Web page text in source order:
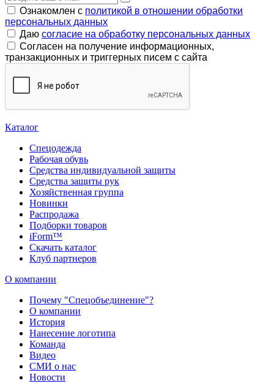
Ознакомлен с политикой в отношении обработки
персональных данных
Даю согласие на обработку персональных данных
Согласен на получение информационных,
транзакционных и триггерных писем с сайта
Каталог
Спецодежда
Рабочая обувь
Средства индивидуальной защиты
Средства защиты рук
Хозяйственная группа
Новинки
Распродажа
Подборки товаров
iForm™
Скачать каталог
Клуб партнеров
О компании
Почему "Спецобъединение"?
О компании
История
Нанесение логотипа
Команда
Видео
СМИ о нас
Новости